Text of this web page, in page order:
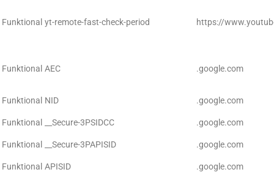
Funktional yt-remote-fast-check-period https://
Funktional AEC .google.com
Funktional NID .google.com
Funktional __Secure-3PSIDCC .google.com
Funktional __Secure-3PAPISID .google.com
Funktional APISID .google.com